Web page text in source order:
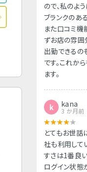
ので、私のよ
ブランクのあ
また口コミ機
ずお店の雰
出勤できるの
です。これか
ます。
k kana
3 か月前
とてもお世話
社も利用して
すさは1番良
ログイン状態